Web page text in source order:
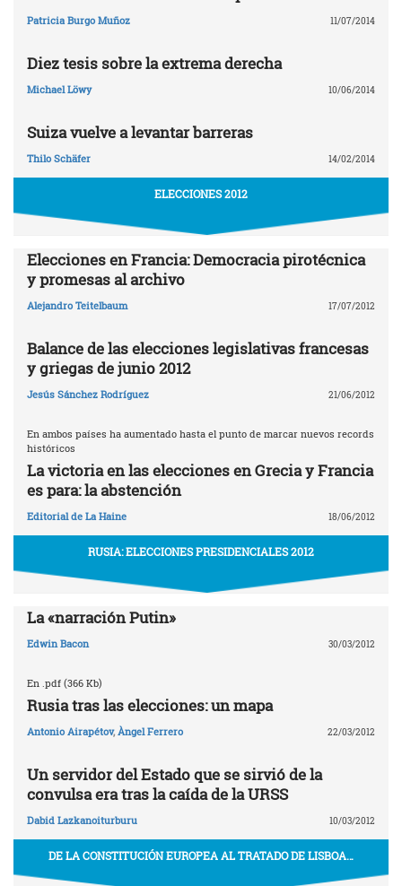
Patricia Burgo Muñoz 11/07/2014
Diez tesis sobre la extrema derecha
Michael Löwy 10/06/2014
Suiza vuelve a levantar barreras
Thilo Schäfer 14/02/2014
ELECCIONES 2012
Elecciones en Francia: Democracia pirotécnica
y promesas al archivo
Alejandro Teitelbaum 17/07/2012
Balance de las elecciones legislativas francesas
y griegas de junio 2012
Jesús Sánchez Rodríguez 21/06/2012
En ambos países ha aumentado hasta el punto de marcar nuevos records
históricos
La victoria en las elecciones en Grecia y Francia
es para: la abstención
Editorial de La Haine 18/06/2012
RUSIA: ELECCIONES PRESIDENCIALES 2012
La «narración Putin»
Edwin Bacon 30/03/2012
En .pdf (366 Kb)
Rusia tras las elecciones: un mapa
Antonio Airapétov, Àngel Ferrero 22/03/2012
Un servidor del Estado que se sirvió de la
convulsa era tras la caída de la URSS
Dabid Lazkanoiturburu 10/03/2012
DE LA CONSTITUCIÓN EUROPEA AL TRATADO DE LISBOA…